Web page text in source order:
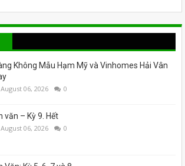
Không Mẫu Hạm Mỹ và Vinhomes Hải Vân
August 06, 2026 0
văn – Kỳ 9. Hết
August 06, 2026 0